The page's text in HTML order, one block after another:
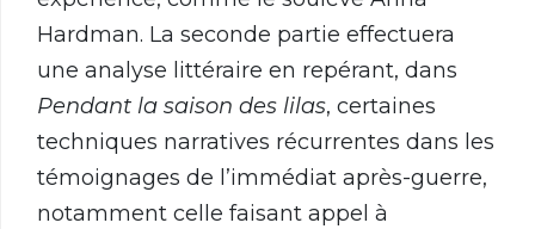
Hardman. La seconde partie effectuera
une analyse littéraire en repérant, dans
Pendant la saison des lilas, certaines
techniques narratives récurrentes dans les
témoignages de l’immédiat après-guerre,
notamment celle faisant appel à